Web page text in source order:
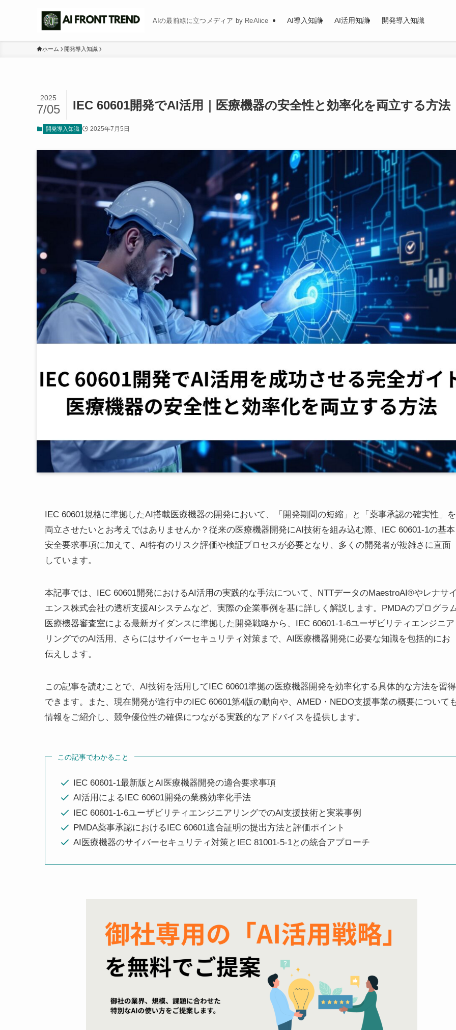
AIの最前線に立つメディア by ReAlice AI導入知識 AI活用知識 開発導入知識
ホーム 開発導入知識
IEC 60601開発でAI活用｜医療機器の安全性と効率化を両立する方法
2025
7/05
開発導入知識 2025年7月5日
IEC 60601規格に準拠したAI搭載医療機器の開発において、「開発期間の短縮」と「薬事承認の確実性」を
両立させたいとお考えではありませんか？従来の医療機器開発にAI技術を組み込む際、IEC 60601-1の基本
安全要求事項に加えて、AI特有のリスク評価や検証プロセスが必要となり、多くの開発者が複雑さに直面
しています。
本記事では、IEC 60601開発におけるAI活用の実践的な手法について、NTTデータのMaestroAI®やレナサ
エンス株式会社の透析支援AIシステムなど、実際の企業事例を基に詳しく解説します。PMDAのプログラ
医療機器審査室による最新ガイダンスに準拠した開発戦略から、IEC 60601-1-6ユーザビリティエンジニア
リングでのAI活用、さらにはサイバーセキュリティ対策まで、AI医療機器開発に必要な知識を包括的にお
伝えします。
この記事を読むことで、AI技術を活用してIEC 60601準拠の医療機器開発を効率化する具体的な方法を習得
できます。また、現在開発が進行中のIEC 60601第4版の動向や、AMED・NEDO支援事業の概要について
情報をご紹介し、競争優位性の確保につながる実践的なアドバイスを提供します。
この記事でわかること
IEC 60601-1最新版とAI医療機器開発の適合要求事項
AI活用によるIEC 60601開発の業務効率化手法
IEC 60601-1-6ユーザビリティエンジニアリングでのAI支援技術と実装事例
PMDA薬事承認におけるIEC 60601適合証明の提出方法と評価ポイント
AI医療機器のサイバーセキュリティ対策とIEC 81001-5-1との統合アプローチ